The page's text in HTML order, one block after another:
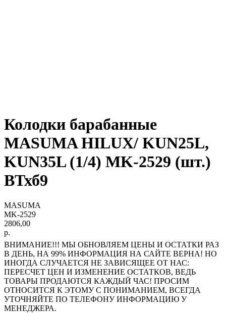
Колодки барабанные
MASUMA HILUX/ KUN25L,
KUN35L (1/4) MK-2529 (шт.)
ВТхб9
MASUMA
MK-2529
2806,00
р.
ВНИМАНИЕ!!! МЫ ОБНОВЛЯЕМ ЦЕНЫ И ОСТАТКИ РАЗ
В ДЕНЬ, НА 99% ИНФОРМАЦИЯ НА САЙТЕ ВЕРНА! НО
ИНОГДА СЛУЧАЕТСЯ НЕ ЗАВИСЯЩЕЕ ОТ НАС:
ПЕРЕСЧЕТ ЦЕН И ИЗМЕНЕНИЕ ОСТАТКОВ, ВЕДЬ
ТОВАРЫ ПРОДАЮТСЯ КАЖДЫЙ ЧАС! ПРОСИМ
ОТНОСИТСЯ К ЭТОМУ С ПОНИМАНИЕМ, ВСЕГДА
УТОЧНЯЙТЕ ПО ТЕЛЕФОНУ ИНФОРМАЦИЮ У
МЕНЕДЖЕРА.